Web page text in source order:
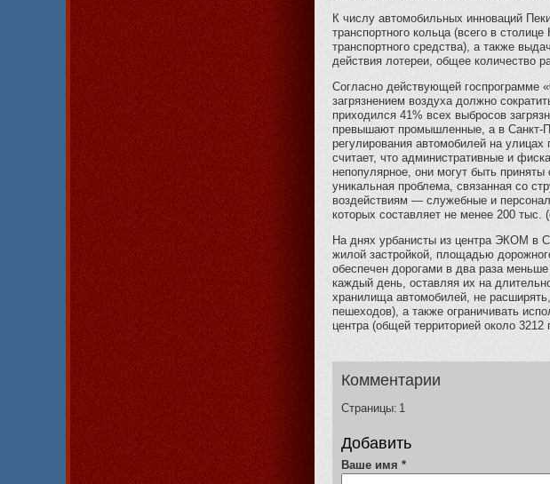
К числу автомобильных инноваций
транспортного кольца (всего в
транспортного средства), а также
действия лотереи, общее количество
Согласно действующей госпрограмме
загрязнением воздуха должно
приходился 41% всех выбросов
превышают промышленные, а в Санкт-
регулирования автомобилей на
считает, что административные и
непопулярное, они могут быть
уникальная проблема, связанная со
воздействиям — служебные и
которых составляет не менее 200 тыс.
На днях урбанисты из центра ЭКОМ в
жилой застройкой, площадью
обеспечен дорогами в два раза
каждый день, оставляя их на
хранилища автомобилей, не
пешеходов), а также ограничивать
центра (общей территорией около
Комментарии
Страницы: 1
Добавить
Ваше имя *